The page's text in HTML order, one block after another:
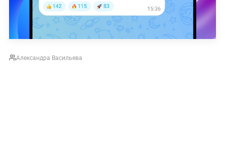
Александра Васильева